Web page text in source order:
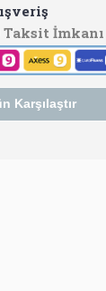
İmkanı
Karşılaştır